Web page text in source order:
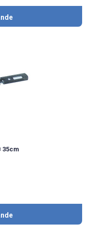
35cm